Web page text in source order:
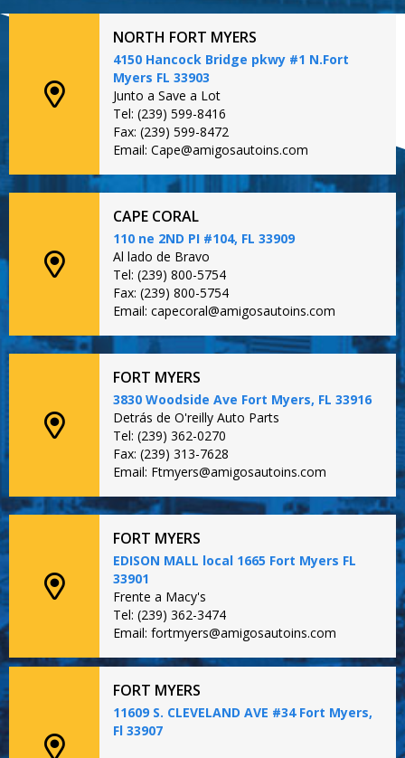
NORTH FORT MYERS
4150 Hancock Bridge pkwy #1 N.Fort
Myers FL 33903
Junto a Save a Lot
Tel: (239) 599-8416
Fax: (239) 599-8472
Email: Cape@amigosautoins.com
CAPE CORAL
110 ne 2ND PI #104, FL 33909
Al lado de Bravo
Tel: (239) 800-5754
Fax: (239) 800-5754
Email: capecoral@amigosautoins.com
FORT MYERS
3830 Woodside Ave Fort Myers, FL 33916
Detrás de O'reilly Auto Parts
Tel: (239) 362-0270
Fax: (239) 313-7628
Email: Ftmyers@amigosautoins.com
FORT MYERS
EDISON MALL local 1665 Fort Myers FL
33901
Frente a Macy's
Tel: (239) 362-3474
Email: fortmyers@amigosautoins.com
FORT MYERS
11609 S. CLEVELAND AVE #34 Fort Myers,
Fl 33907